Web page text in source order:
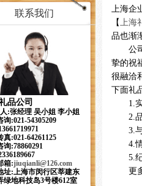
联系我们
品公司
:张经理 吴小姐 李小姐
询:021-54305209
真:021-64261125
询:78860291
箱:jiuqianli@126.com
址:上海市闵行区莘建东
绿地科技岛3号楼612室
上海企
【上海
品也渐
公
挚的祝
很融洽
下面礼
1.
2.
3.
4.
5.
更